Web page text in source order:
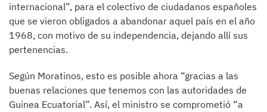
internacional”, para el colectivo de ciudadanos españoles
que se vieron obligados a abandonar aquel país en el año
1968, con motivo de su independencia, dejando allí sus
pertenencias.
Según Moratinos, esto es posible ahora “gracias a las
buenas relaciones que tenemos con las autoridades de
Guinea Ecuatorial”. Así, el ministro se comprometió “a